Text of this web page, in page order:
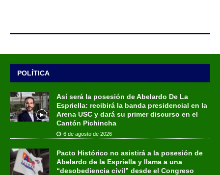
POLÍTICA
Así será la posesión de Abelardo De La
Espriella: recibirá la banda presidencial en la
Arena USC y dará su primer discurso en el
Cantón Pichincha
6 de agosto de 2026
Pacto Histórico no asistirá a la posesión de
Abelardo de la Espriella y llama a una
“desobediencia civil” desde el Congreso